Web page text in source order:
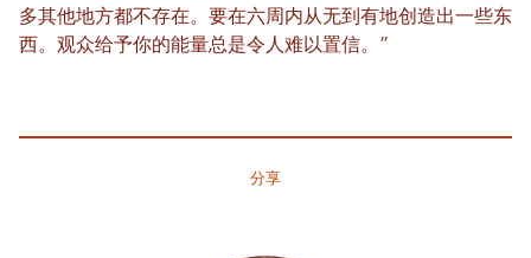
多其他地方都不存在。要在六周内从无到有地创造出一些东
西。观众给予你的能量总是令人难以置信。”
分享